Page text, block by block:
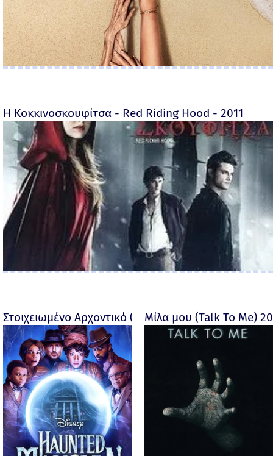
Η Κοκκινοσκουφίτσα - Red Riding Hood - 2011
Στοιχειωμένο Αρχοντικό (Haunted Mansion) - 2023
Μίλα μου (Talk To Me)